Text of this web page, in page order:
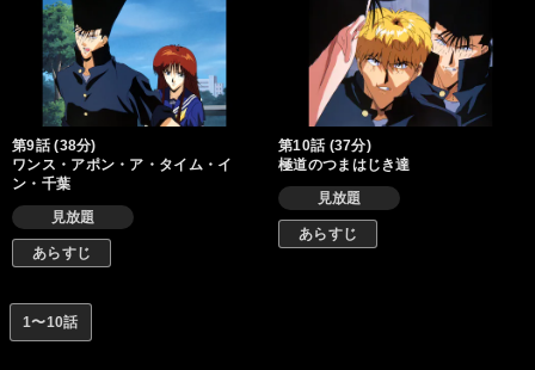
第9話 (38分)
ワンス・アポン・ア・タイム・イ
ン・千葉
見放題
あらすじ
第10話 (37分)
極道のつまはじき達
見放題
あらすじ
1〜10話